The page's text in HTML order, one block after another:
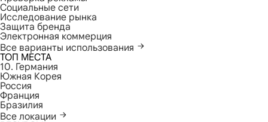
Социальные сети
Исследование рынка
Защита бренда
Электронная коммерция
Все варианты использования
ТОП МЕСТА
10. Германия
Южная Корея
Россия
Франция
Бразилия
Все локации